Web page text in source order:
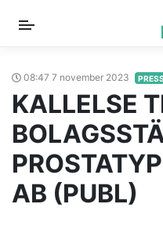
08:47 7 november 2023
KALLELSE
AB (PUBL)